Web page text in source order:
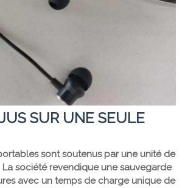
SUR UNE SEULE
sont soutenus par une unité de
La société revendique une sauvegarde
avec un temps de charge unique de